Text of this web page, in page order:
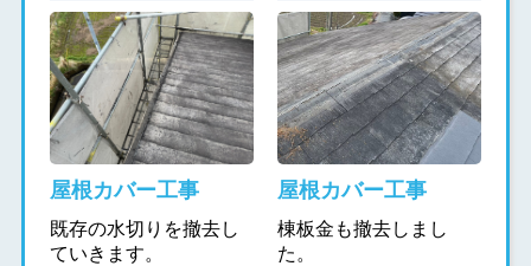
屋根カバー工事
既存の水切りを撤去し
ていきます。
屋根カバー工事
棟板金も撤去しまし
た。